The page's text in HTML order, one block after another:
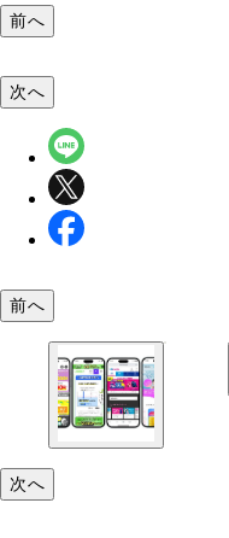
前へ
（右）ahamo
次へ
前へ
次へ